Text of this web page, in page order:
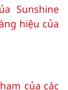
Sunshine
hiệu của
của các